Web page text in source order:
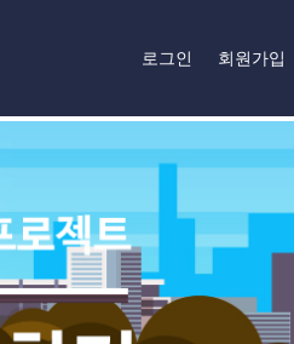
로그인 회원가입